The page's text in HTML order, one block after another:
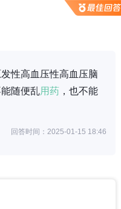
性高血压性高血压脑
随便乱用药 ，也不能
回答时间：2025-01-15 18:46